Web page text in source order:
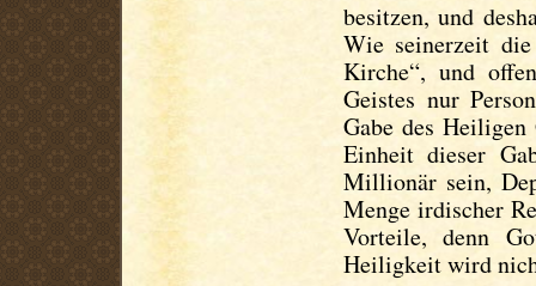
besitzen, und
Wie seinerzeit
Kirche“, und
Geistes nur
Gabe des
Einheit dieser
Millionär sein,
Menge irdischer
Vorteile, denn
Heiligkeit wird